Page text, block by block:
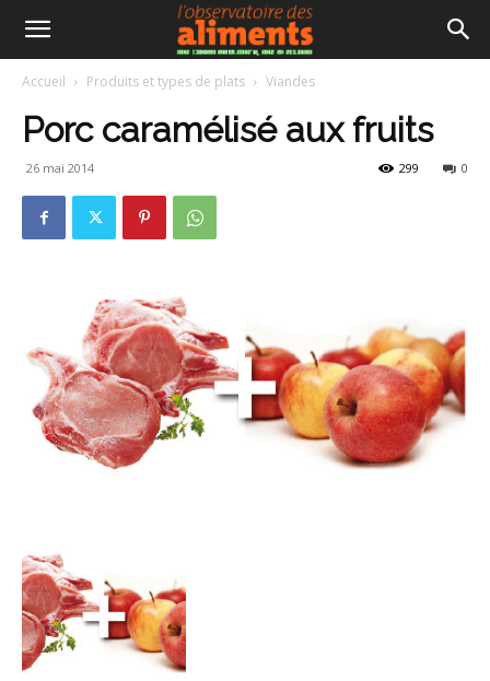
Accueil Produits et types de plats Viandes
Porc caramélisé aux fruits
26 mai 2014 0
299